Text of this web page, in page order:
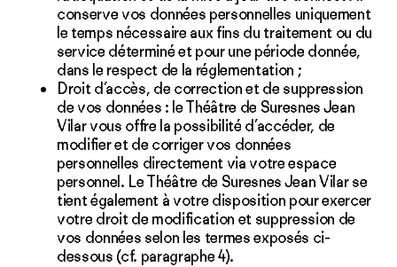
conserve vos données personnelles uniquement
le temps nécessaire aux fins du traitement ou du
service déterminé et pour une période donnée,
dans le respect de la réglementation ;
Droit d’accès, de correction et de suppression
de vos données : le Théâtre de Suresnes Jean
Vilar vous offre la possibilité d’accéder, de
modifier et de corriger vos données
personnelles directement via votre espace
personnel . Le Théâtre de Suresnes Jean Vilar se
tient également à votre disposition pour exercer
votre droit de modification et suppression de
vos données selon les termes exposés ci-
dessous (cf. paragraphe 4).